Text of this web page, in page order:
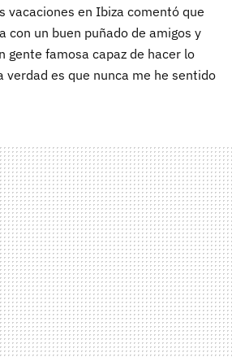
vacaciones en Ibiza comentó que
con un buen puñado de amigos y
gente famosa capaz de hacer lo
verdad es que nunca me he sentido